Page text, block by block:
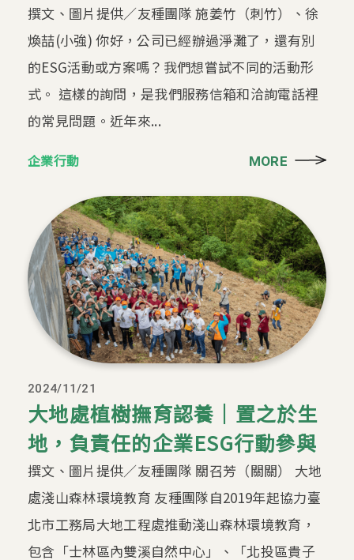
撰文、圖片提供／友種團隊 施姜竹（刺竹）、徐
煥喆(小強) 你好，公司已經辦過淨灘了，還有別
的ESG活動或方案嗎？我們想嘗試不同的活動形
式。 這樣的詢問，是我們服務信箱和洽詢電話裡
的常見問題。近年來...
企業行動 MORE
2024/11/21
大地處植樹撫育認養｜置之於生
地，負責任的企業ESG行動參與
撰文、圖片提供／友種團隊 關召芳（關關） 大地
處淺山森林環境教育 友種團隊自2019年起協力臺
北市工務局大地工程處推動淺山森林環境教育，
包含「士林區內雙溪自然中心」、「北投區貴子